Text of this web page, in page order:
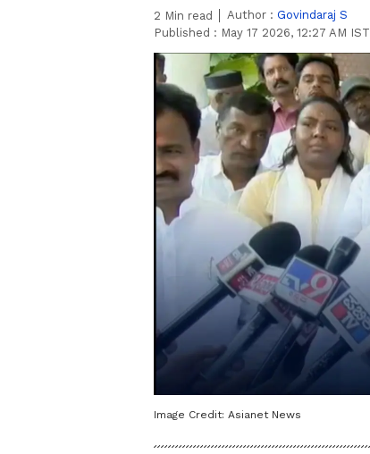
2 Min read Author : Govindaraj S
Published : May 17 2026, 12:27 AM IST
Image Credit: Asianet News